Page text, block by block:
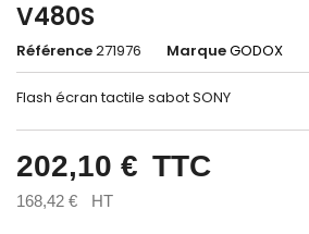
V480S
Référence271976 MarqueGODOX
Flash écran tactile sabot SONY
202,10 € TTC
168,42 € HT